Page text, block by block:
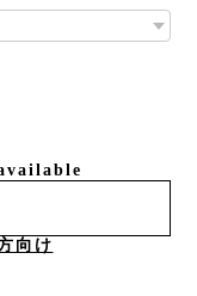
向け